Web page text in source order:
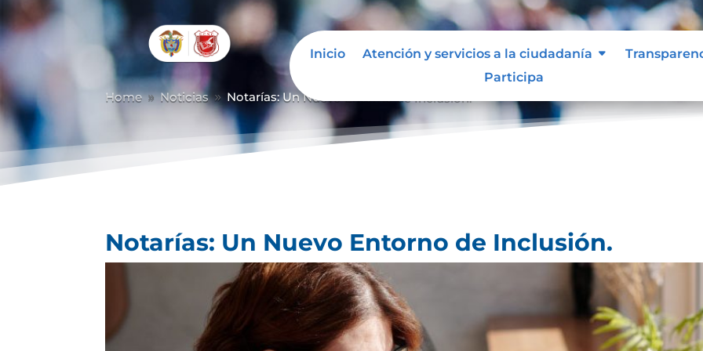
Inicio Atención y servicios a la ciudadanía
Participa
Home 9 Noticias 9 Notarías: Un Nuevo Entorno de Inclusión.
Notarías: Un Nuevo Entorno de Inclusión.